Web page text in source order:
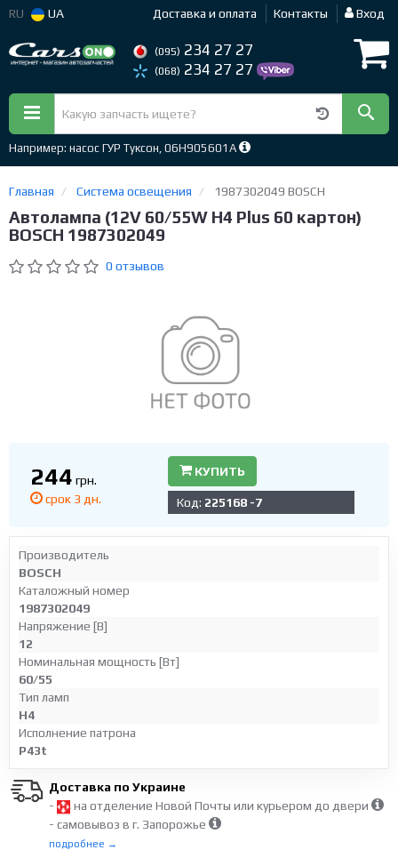
RU UA Доставка и оплата Контакты Вход
(095) 234 27 27
(068) 234 27 27
Например: насос ГУР Туксон, 06H905601A
Главная Система освещения 1987302049 BOSCH
Автолампа (12V 60/55W H4 Plus 60 картон)
BOSCH 1987302049
0 отзывов
244 грн.
срок 3 дн.
КУПИТЬ
Код: 225168 -7
Производитель
BOSCH
Каталожный номер
1987302049
Напряжение [В]
12
Номинальная мощность [Вт]
60/55
Тип ламп
H4
Исполнение патрона
P43t
Доставка по Украине
-
на отделение Новой Почты или курьером до двери
- самовывоз в г. Запорожье
подробнее →